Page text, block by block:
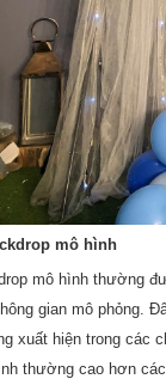
mô hình
mô hình thường
gian mô phỏng.
xuất hiện trong các
thường cao hơn các